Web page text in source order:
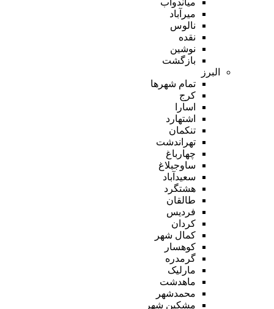
میرآباد
نالوس
نقده
نوشین
بازگشت
البرز
تمام شهر‌ها
کرج
اسارا
اشتهارد
تنکمان
تهراندشت
چهارباغ
ساوجبلاغ
سعیدآباد
هشتگرد
طالقان
فردیس
کردان
کمال شهر
کوهسار
گرمدره
مارلیک
ماهدشت
محمدشهر
مشکین شهر